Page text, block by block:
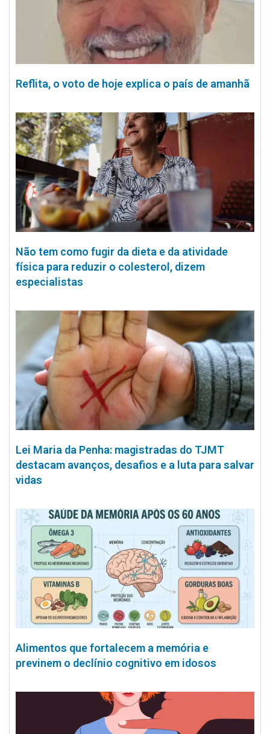
Reflita, o voto de hoje explica o país de amanhã
Não tem como fugir da dieta e da atividade
física para reduzir o colesterol, dizem
especialistas
Lei Maria da Penha: magistradas do TJMT
destacam avanços, desafios e a luta para salvar
vidas
Alimentos que fortalecem a memória e
previnem o declínio cognitivo em idosos